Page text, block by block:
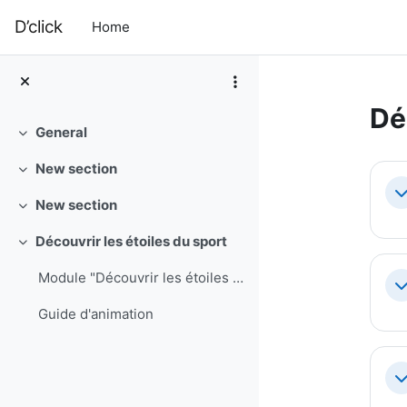
D’click Home
Collapse
General
Collapse
New section
Collapse
New section
Collapse
Découvrir les étoiles du sport
Module "Découvrir les étoiles du sport"
Guide d'animation